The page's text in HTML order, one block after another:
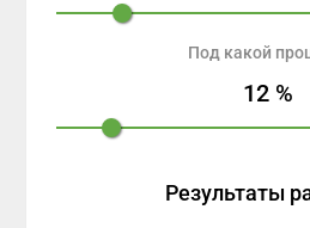
Под какой
12 %
Результаты